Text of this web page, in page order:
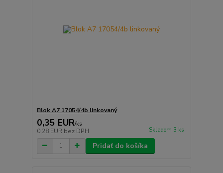
Blok A7 17054/4b linkovaný
0,35 EUR/ks
0,28 EUR bez DPH Skladom 3 ks
Pridať do košíka